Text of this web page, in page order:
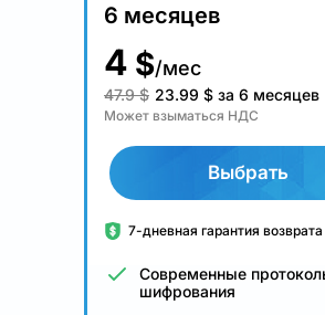
6 месяцев
4 $/мес
47.9 $ 23.99 $ за 6 месяцев
Может взыматься НДС
Выбрать
7-дневная гарантия
Современные
шифрования